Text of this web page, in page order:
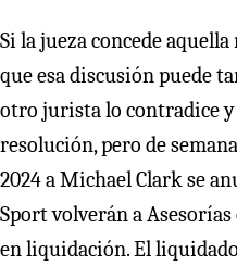
Si la jueza concede
que esa discusión puede
otro jurista lo contradice y
resolución, pero de
2024 a Michael Clark se
Sport volverán a
en liquidación. El